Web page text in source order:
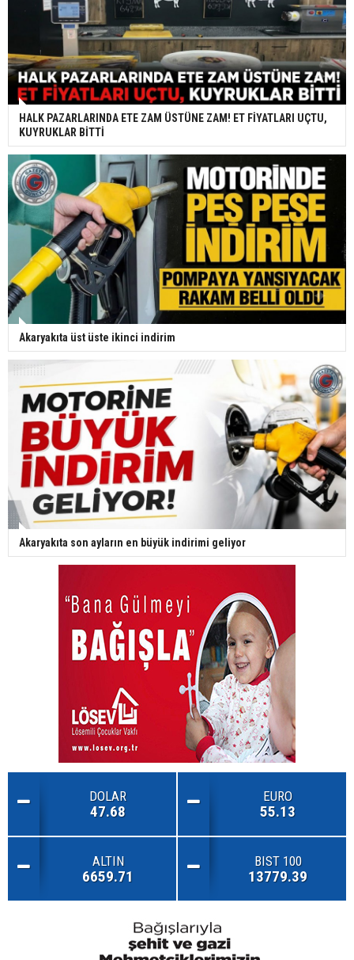
HALK PAZARLARINDA ETE ZAM ÜSTÜNE ZAM! ET FİYATLARI UÇTU,
KUYRUKLAR BİTTİ
Akaryakıta üst üste ikinci indirim
Akaryakıta son ayların en büyük indirimi geliyor
DOLAR
47.68
EURO
55.13
ALTIN
6659.71
BIST 100
13779.39